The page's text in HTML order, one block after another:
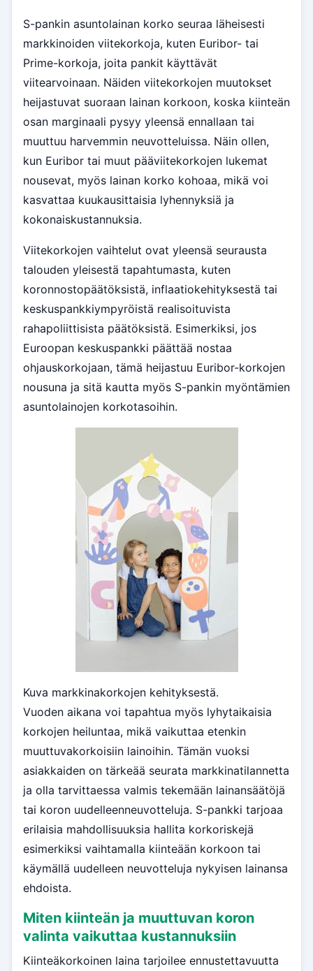
S-pankin asuntolainan korko seuraa läheisesti
markkinoiden viitekorkoja, kuten Euribor- tai
Prime-korkoja, joita pankit käyttävät
viitearvoinaan. Näiden viitekorkojen muutokset
heijastuvat suoraan lainan korkoon, koska kiinteän
osan marginaali pysyy yleensä ennallaan tai
muuttuu harvemmin neuvotteluissa. Näin ollen,
kun Euribor tai muut pääviitekorkojen lukemat
nousevat, myös lainan korko kohoaa, mikä voi
kasvattaa kuukausittaisia lyhennyksiä ja
kokonaiskustannuksia.
Viitekorkojen vaihtelut ovat yleensä seurausta
talouden yleisestä tapahtumasta, kuten
koronnostopäätöksistä, inflaatiokehityksestä tai
keskuspankkiympyröistä realisoituvista
rahapoliittisista päätöksistä. Esimerkiksi, jos
Euroopan keskuspankki päättää nostaa
ohjauskorkojaan, tämä heijastuu Euribor-korkojen
nousuna ja sitä kautta myös S-pankin myöntämien
asuntolainojen korkotasoihin.
Kuva markkinakorkojen kehityksestä.
Vuoden aikana voi tapahtua myös lyhytaikaisia
korkojen heiluntaa, mikä vaikuttaa etenkin
muuttuvakorkoisiin lainoihin. Tämän vuoksi
asiakkaiden on tärkeää seurata markkinatilannetta
ja olla tarvittaessa valmis tekemään lainansäätöjä
tai koron uudelleenneuvotteluja. S-pankki tarjoaa
erilaisia mahdollisuuksia hallita korkoriskejä
esimerkiksi vaihtamalla kiinteään korkoon tai
käymällä uudelleen neuvotteluja nykyisen lainansa
ehdoista.
Miten kiinteän ja muuttuvan koron
valinta vaikuttaa kustannuksiin
Kiinteäkorkoinen laina tarjoilee ennustettavuutta